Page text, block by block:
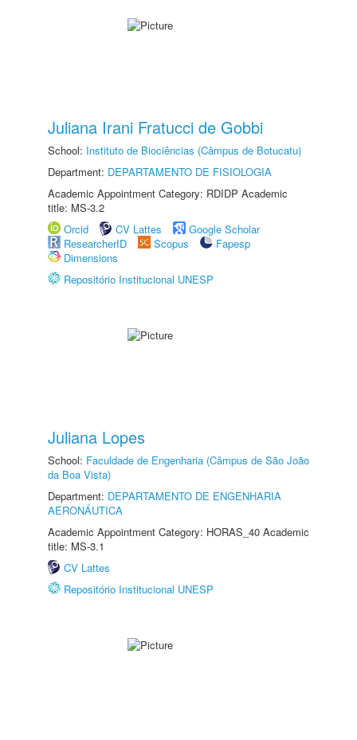
Juliana Irani Fratucci de Gobbi
School: Instituto de Biociências (Câmpus de Botucatu)
Department: DEPARTAMENTO DE FISIOLOGIA
Academic Appointment Category: RDIDP Academic
title: MS-3.2
Orcid
CV Lattes
Google Scholar
ResearcherID
Scopus
Fapesp
Dimensions
Repositório Institucional UNESP
Juliana Lopes
School: Faculdade de Engenharia (Câmpus de São João
da Boa Vista)
Department: DEPARTAMENTO DE ENGENHARIA
AERONÁUTICA
Academic Appointment Category: HORAS_40 Academic
title: MS-3.1
CV Lattes
Repositório Institucional UNESP